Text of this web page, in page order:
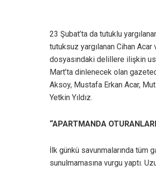
23 Şubat’ta da tutuklu
tutuksuz yargılanan Cihan Acar
dosyasındaki delillere ilişkin
Mart’ta dinlenecek olan
Aksoy, Mustafa Erkan Acar,
Yetkin Yıldız.
“APARTMANDA
İlk günkü savunmalarında
sunulmamasına vurgu yaptı.